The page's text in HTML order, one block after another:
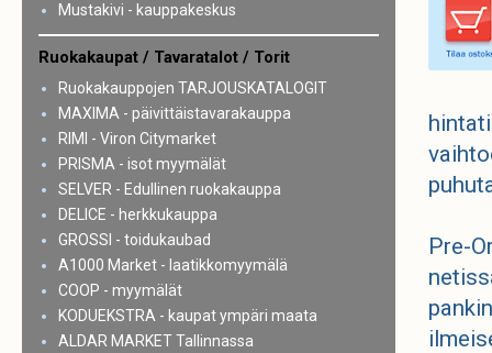
Pre-
Mustakivi - kauppakeskus
Ruokakaupat / Tavaratalot / Torit
Ruokakauppojen TARJOUSKATALOGIT
MAXIMA - päivittäistavarakauppa
RIMI - Viron Citymarket
PRISMA - isot myymälät
SELVER - Edullinen ruokakauppa
DELICE - herkkukauppa
GROSSI - toidukaubad
A1000 Market - laatikkomyymälä
COOP - myymälät
KODUEKSTRA - kaupat ympäri maata
ALDAR MARKET Tallinnassa